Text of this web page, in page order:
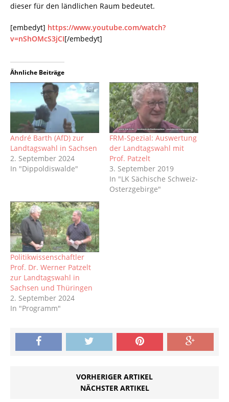
dieser für den ländlichen Raum bedeutet.
[embedyt] https://www.youtube.com/watch?
v=nShOMcS3jCI[/embedyt]
Ähnliche Beiträge
André Barth (AfD) zur
Landtagswahl in Sachsen
2. September 2024
In "Dippoldiswalde"
FRM-Spezial: Auswertung
der Landtagswahl mit
Prof. Patzelt
3. September 2019
In "LK Sächische Schweiz-
Osterzgebirge"
Politikwissenschaftler
Prof. Dr. Werner Patzelt
zur Landtagswahl in
Sachsen und Thüringen
2. September 2024
In "Programm"
VORHERIGER ARTIKEL
NÄCHSTER ARTIKEL